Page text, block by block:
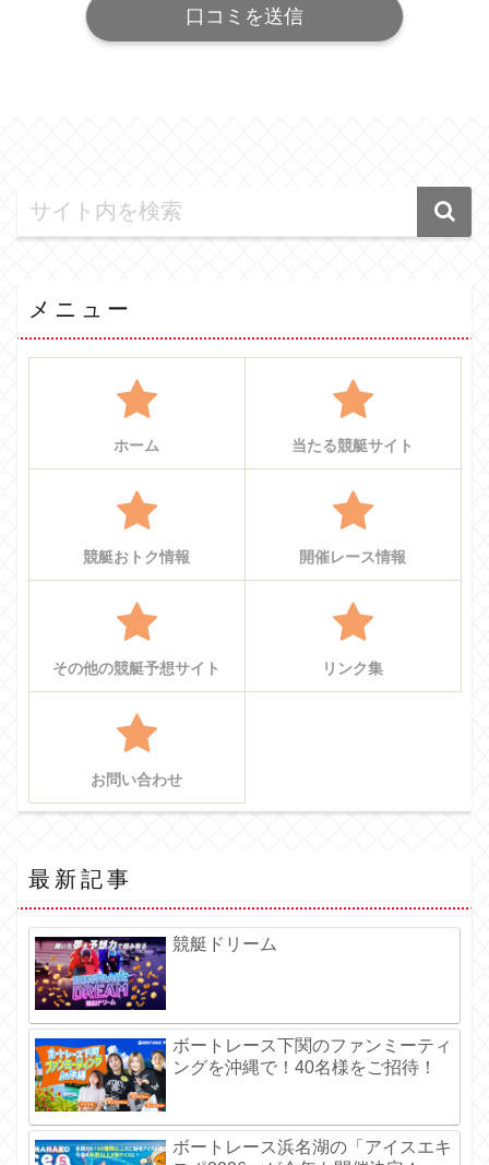
メニュー
ホーム 当たる競艇サイト
競艇おトク情報 開催レース情報
その他の競艇予想サイト リンク集
お問い合わせ
最新記事
競艇ドリーム
ボートレース下関のファンミーティ
ングを沖縄で！40名様をご招待！
ボートレース浜名湖の「アイスエキ